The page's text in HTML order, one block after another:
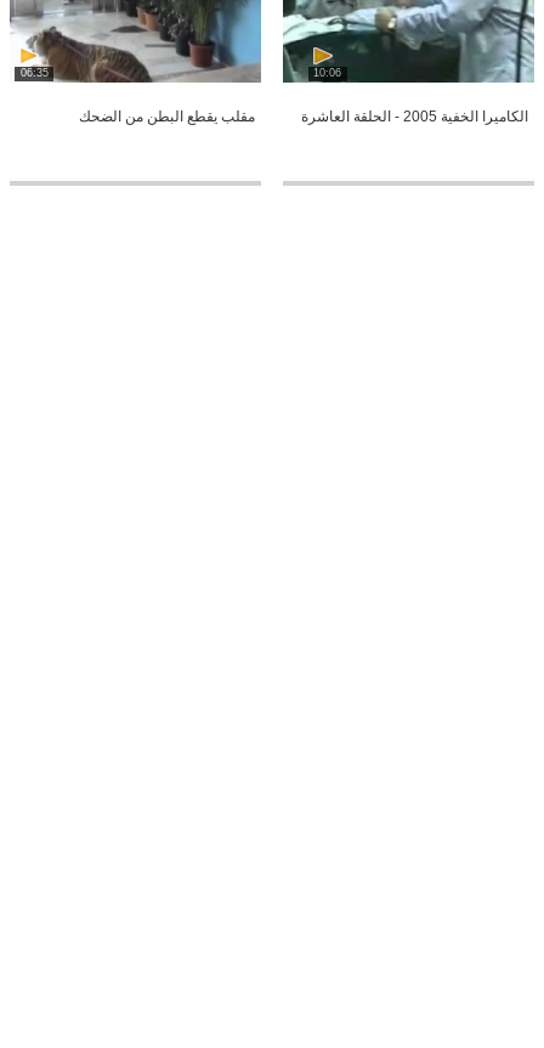
10:06
الكاميرا الخفية 2005 - الحلقة العاشرة
06:35
مقلب يقطع البطن من الضحك